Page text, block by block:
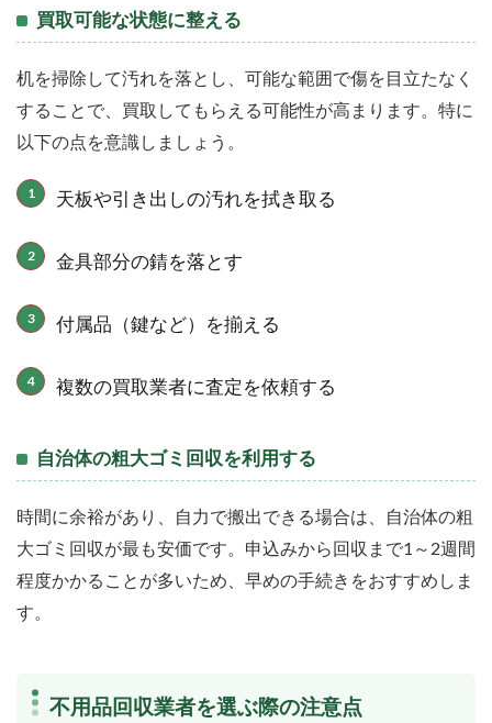
買取可能な状態に整える
机を掃除して汚れを落とし、可能な範囲で傷を目立たなく
することで、買取してもらえる可能性が高まります。特に
以下の点を意識しましょう。
天板や引き出しの汚れを拭き取る
金具部分の錆を落とす
付属品（鍵など）を揃える
複数の買取業者に査定を依頼する
自治体の粗大ゴミ回収を利用する
時間に余裕があり、自力で搬出できる場合は、自治体の粗
大ゴミ回収が最も安価です。申込みから回収まで1～2週間
程度かかることが多いため、早めの手続きをおすすめしま
す。
不用品回収業者を選ぶ際の注意点